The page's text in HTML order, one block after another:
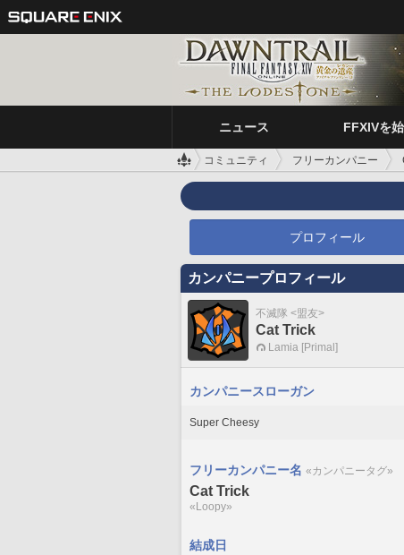
ニュース FFXIVを
コミュニティ フリーカンパニー
プロフィール
カンパニープロフィール
不滅隊 <盟友>
Cat Trick
Lamia [Primal]
カンパニースローガン
Super Cheesy
フリーカンパニー名 «カンパニータグ»
Cat Trick
«Loopy»
結成日